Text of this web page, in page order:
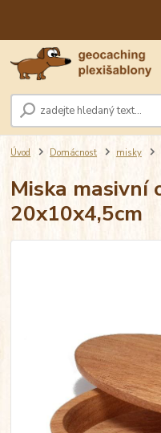
Úvod Domácnost misky
Miska masivní
20x10x4,5cm